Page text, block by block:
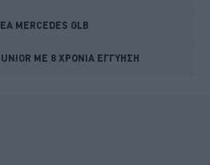
MERCEDES GLB
ME 8 ΧΡΟΝΙΑ ΕΓΓΥΗΣΗ